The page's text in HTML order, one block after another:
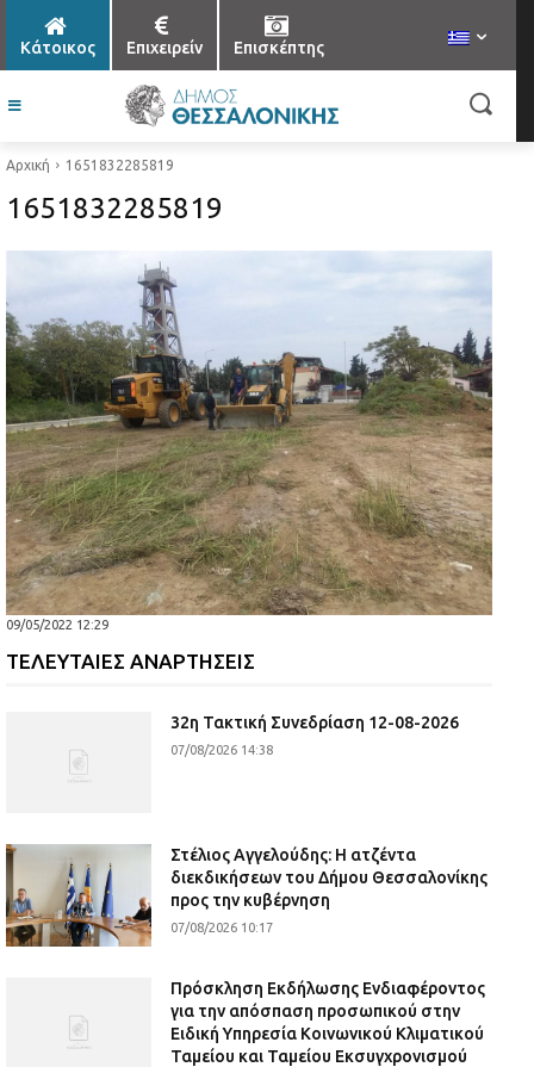
Κάτοικος Επιχειρείν Επισκέπτης
Αρχική 1651832285819
1651832285819
09/05/2022 12:29
ΤΕΛΕΥΤΑΙΕΣ ΑΝΑΡΤΗΣΕΙΣ
32η Τακτική Συνεδρίαση 12-08-2026
07/08/2026 14:38
Στέλιος Αγγελούδης: Η ατζέντα
διεκδικήσεων του Δήμου Θεσσαλονίκης
προς την κυβέρνηση
07/08/2026 10:17
Πρόσκληση Εκδήλωσης Ενδιαφέροντος
για την απόσπαση προσωπικού στην
Ειδική Υπηρεσία Κοινωνικού Κλιματικού
Ταμείου και Ταμείου Εκσυγχρονισμού